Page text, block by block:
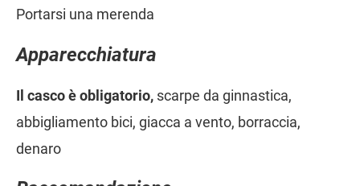
Portarsi una merenda
Apparecchiatura
Il casco è obligatorio, scarpe da ginnastica,
abbigliamento bici, giacca a vento, borraccia,
denaro